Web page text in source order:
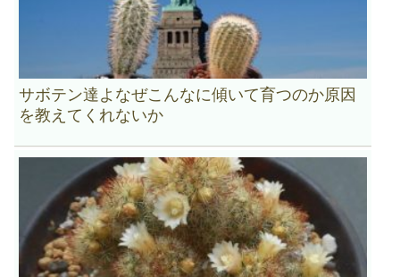
サボテン達よなぜこんなに傾いて育つのか原因
を教えてくれないか